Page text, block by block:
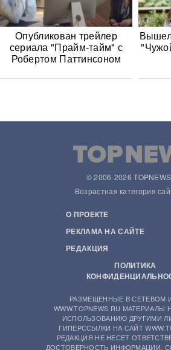
Опубликован трейлер
сериала "Прайм-тайм" с
Робертом Паттинсоном
© 2006-2026
Возрастная категория
О ПРОЕКТЕ
РЕКЛАМА НА САЙТЕ
РЕДАКЦИЯ
ПОЛИТИКА
РАЗМЕЩЕННЫЕ В СЕТЕВОМ
WWW.TOPNEWS.RU
ИСПОЛЬЗОВАНИЮ ДРУГИМИ
ГИПЕРССЫЛКИ НА САЙТ
РЕДАКЦИЯ НЕ НЕСЕТ
ДОСТОВЕРНОСТЬ ИНФОРМАЦИИ,